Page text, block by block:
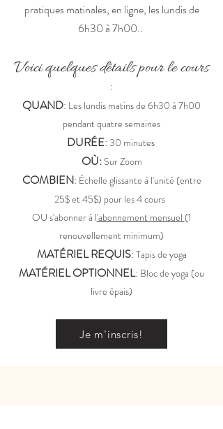
pratiques matinales, en ligne, les lundis de
6h30 à 7h00..
Voici quelques détails pour lecours
:
QUAND: Les lundis matins de 6h30 à 7h00
pendant quatre semaines
DURÉE: 30 minutes
OÙ: Sur Zoom
COMBIEN: Échelle glissante à l'unité (entre
25$ et 45$) pour les 4 cours
OU s'abonner à l'abonnement mensuel (1
renouvellement minimum)
MATÉRIEL REQUIS: Tapis de yoga
MATÉRIEL OPTIONNEL: Bloc de yoga (ou
livre épais)
Je m'inscris!